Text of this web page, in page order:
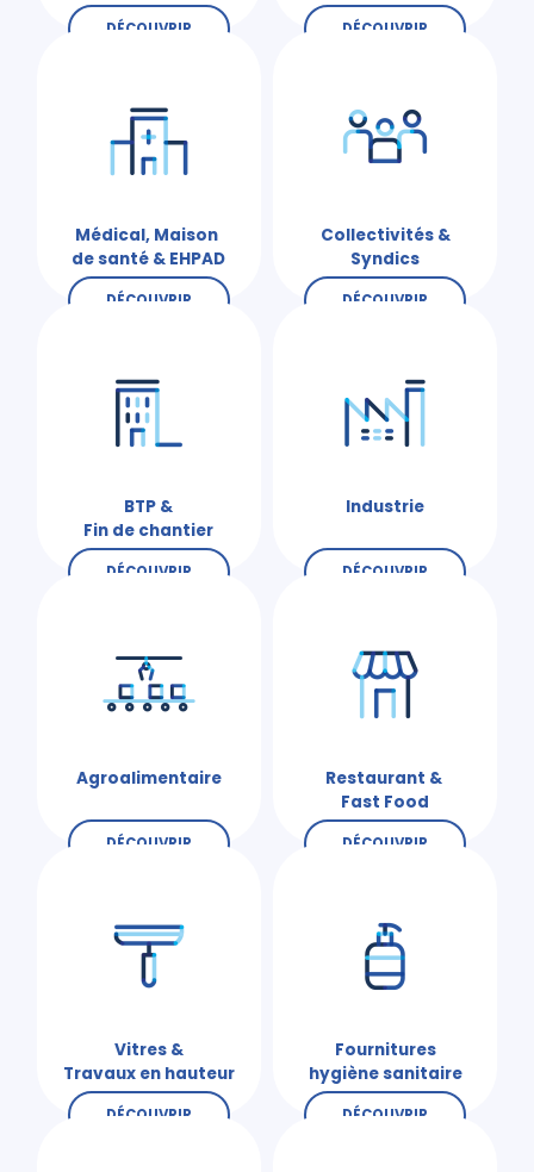
DÉCOUVRIR DÉCOUVRIR
Médical, Maison
de santé & EHPAD
DÉCOUVRIR
Collectivités &
Syndics
DÉCOUVRIR
BTP &
Fin de chantier
DÉCOUVRIR
Industrie
DÉCOUVRIR
Agroalimentaire
DÉCOUVRIR
Restaurant &
Fast Food
DÉCOUVRIR
Vitres &
Travaux en hauteur
DÉCOUVRIR
Fournitures
hygiène sanitaire
DÉCOUVRIR